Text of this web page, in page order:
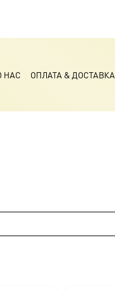
НАС ОПЛАТА & ДОСТАВКА